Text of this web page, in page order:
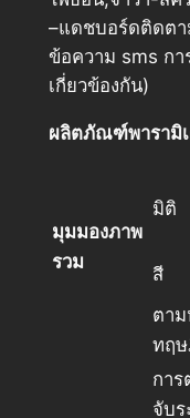
–แดชบอร์ดติดตา
ข้อความ sms ก
เกี่ยวข้องกัน)
ผลิตภัณฑ์พารามิ
มุมมองภาพ
รวม
มิติ
สี
ตา
ทฤ
การ
จับร